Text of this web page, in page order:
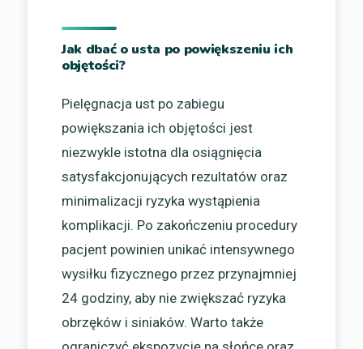
Jak dbać o usta po powiększeniu ich
objętości?
Pielęgnacja ust po zabiegu
powiększania ich objętości jest
niezwykle istotna dla osiągnięcia
satysfakcjonujących rezultatów oraz
minimalizacji ryzyka wystąpienia
komplikacji. Po zakończeniu procedury
pacjent powinien unikać intensywnego
wysiłku fizycznego przez przynajmniej
24 godziny, aby nie zwiększać ryzyka
obrzęków i siniaków. Warto także